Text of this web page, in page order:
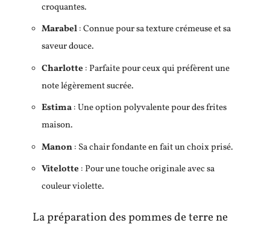
croquantes.
Marabel: Connue pour sa texture crémeuse et sa
saveur douce.
Charlotte : Parfaite pour ceux qui préfèrent une
note légèrement sucrée.
Estima: Une option polyvalente pour des frites
maison.
Manon: Sa chair fondante en fait un choix prisé.
Vitelotte : Pour une touche originale avec sa
couleur violette.
La préparation des pommes de terre ne